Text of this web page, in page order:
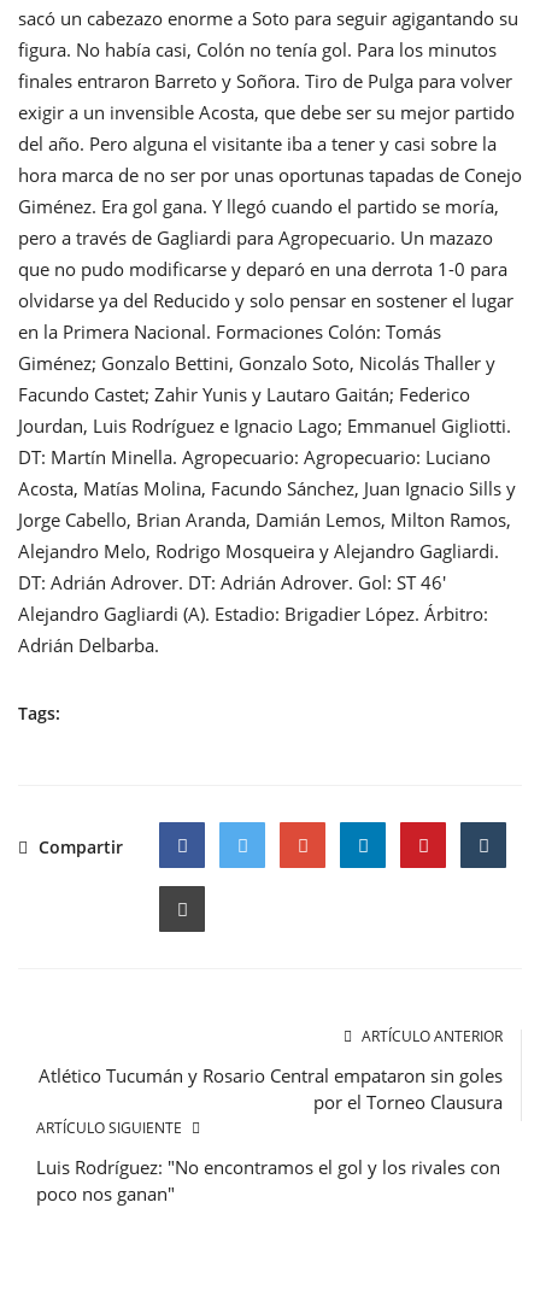
sacó un cabezazo enorme a Soto para seguir agigantando su
figura. No había casi, Colón no tenía gol. Para los minutos
finales entraron Barreto y Soñora. Tiro de Pulga para volver
exigir a un invensible Acosta, que debe ser su mejor partido
del año. Pero alguna el visitante iba a tener y casi sobre la
hora marca de no ser por unas oportunas tapadas de Conejo
Giménez. Era gol gana. Y llegó cuando el partido se moría,
pero a través de Gagliardi para Agropecuario. Un mazazo
que no pudo modificarse y deparó en una derrota 1-0 para
olvidarse ya del Reducido y solo pensar en sostener el lugar
en la Primera Nacional. Formaciones Colón: Tomás
Giménez; Gonzalo Bettini, Gonzalo Soto, Nicolás Thaller y
Facundo Castet; Zahir Yunis y Lautaro Gaitán; Federico
Jourdan, Luis Rodríguez e Ignacio Lago; Emmanuel Gigliotti.
DT: Martín Minella. Agropecuario: Agropecuario: Luciano
Acosta, Matías Molina, Facundo Sánchez, Juan Ignacio Sills y
Jorge Cabello, Brian Aranda, Damián Lemos, Milton Ramos,
Alejandro Melo, Rodrigo Mosqueira y Alejandro Gagliardi.
DT: Adrián Adrover. DT: Adrián Adrover. Gol: ST 46'
Alejandro Gagliardi (A). Estadio: Brigadier López. Árbitro:
Adrián Delbarba.
Tags:
Compartir
Facebook
ARTÍCULO ANTERIOR
Atlético Tucumán y Rosario Central empataron sin goles
por el Torneo Clausura
ARTÍCULO SIGUIENTE
Luis Rodríguez: "No encontramos el gol y los rivales con
poco nos ganan"